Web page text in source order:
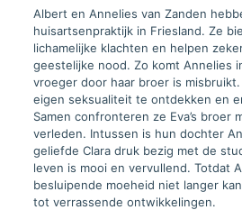
Albert en Annelies van Zanden
huisartsenpraktijk in Friesland. Ze
lichamelijke klachten en helpen
geestelijke nood. Zo komt Annelies
vroeger door haar broer is
eigen seksualiteit te ontdekken en
Samen confronteren ze Eva’s broer
verleden. Intussen is hun dochter
geliefde Clara druk bezig met de
leven is mooi en vervullend. Totdat
besluipende moeheid niet langer
tot verrassende ontwikkelingen.